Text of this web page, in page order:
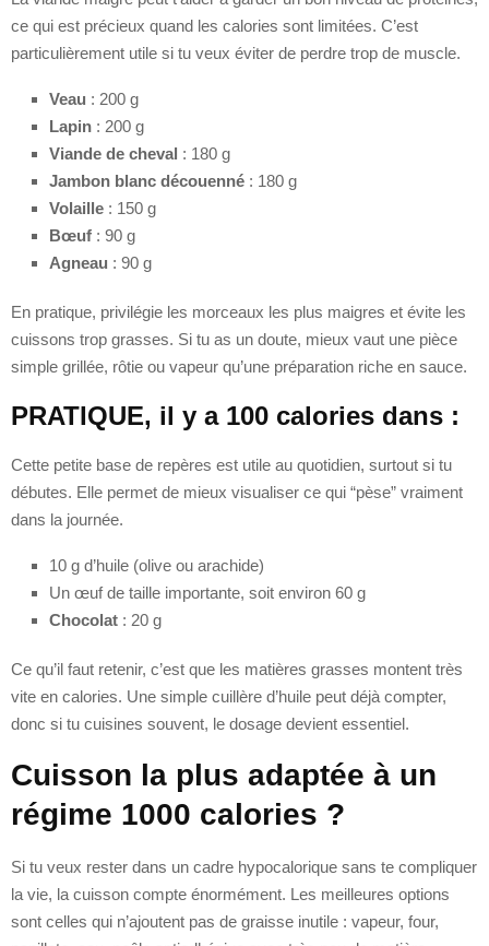
ce qui est précieux quand les calories sont limitées. C’est
particulièrement utile si tu veux éviter de perdre trop de muscle.
Veau : 200 g
Lapin : 200 g
Viande de cheval : 180 g
Jambon blanc découenné : 180 g
Volaille : 150 g
Bœuf : 90 g
Agneau : 90 g
En pratique, privilégie les morceaux les plus maigres et évite les
cuissons trop grasses. Si tu as un doute, mieux vaut une pièce
simple grillée, rôtie ou vapeur qu’une préparation riche en sauce.
PRATIQUE, il y a 100 calories dans :
Cette petite base de repères est utile au quotidien, surtout si tu
débutes. Elle permet de mieux visualiser ce qui “pèse” vraiment
dans la journée.
10 g d’huile (olive ou arachide)
Un œuf de taille importante, soit environ 60 g
Chocolat : 20 g
Ce qu’il faut retenir, c’est que les matières grasses montent très
vite en calories. Une simple cuillère d’huile peut déjà compter,
donc si tu cuisines souvent, le dosage devient essentiel.
Cuisson la plus adaptée à un
régime 1000 calories ?
Si tu veux rester dans un cadre hypocalorique sans te compliquer
la vie, la cuisson compte énormément. Les meilleures options
sont celles qui n’ajoutent pas de graisse inutile : vapeur, four,